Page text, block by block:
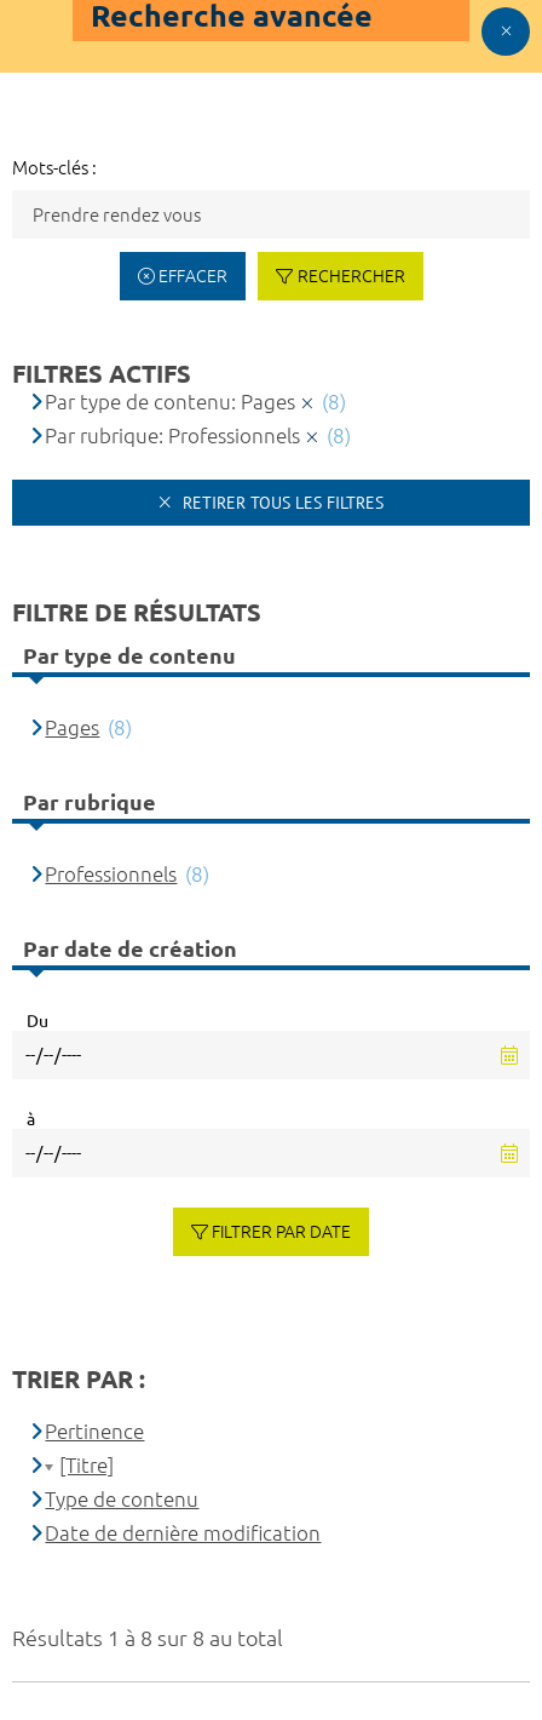
Recherche avancée
Mots-clés :
EFFACER RECHERCHER
Résultats 1 à 8 sur 8 au total
FILTRES ACTIFS
Par type de contenu: Pages
(8)
Par rubrique: Professionnels
(8)
RETIRER TOUS LES FILTRES
FILTRE DE RÉSULTATS
Par type de contenu
Pages (8)
Par rubrique
Professionnels (8)
Par date de création
Du
à
FILTRER PAR DATE
TRIER PAR :
Pertinence
[Titre]
Type de contenu
Date de dernière modification